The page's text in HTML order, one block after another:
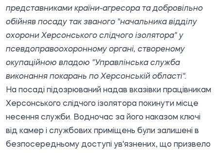
представниками країни-агресора та добровільно
обійняв посаду так званого "начальника відділу
охорони Херсонського слідчого ізолятора" у
псевдоправоохоронному органі, створеному
окупаційною владою "Управлінська служба
виконання покарань по Херсонській області".
На посаді підозрюваний надав вказівки працівникам
Херсонського слідчого ізолятора покинути місце
несення служби. Водночас за його наказом ключі
від камер і службових приміщень були залишені в
безпосередньому доступі ув'язнених, що призвело